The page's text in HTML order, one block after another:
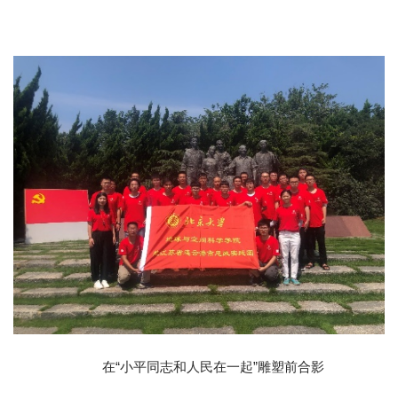
在“小平同志和人民在一起”雕塑前合影